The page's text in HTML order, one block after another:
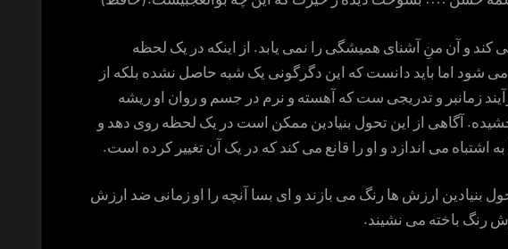
کند و آن منِ آشنای همیشگی را نمی یابد. از اینکه در یک لحظه
اما باید دانست که این دگرگونی یک شبه حاصل نشده بلکه از
زمانبر و تدریجی ست که آهسته و نرم در جسم و روان او ریشه
آگاهی از این تحول بنیادین ممکن است در یک لحظه روی دهد و
به اشتباه می اندازد و او را قانع می کند که در یک آن تغییر کرده است.
بنیادین ارزش ها رنگ می بازند و ای بسا آنچه را او زمانی ضد ارزش
رنگ باخته می نشیند.